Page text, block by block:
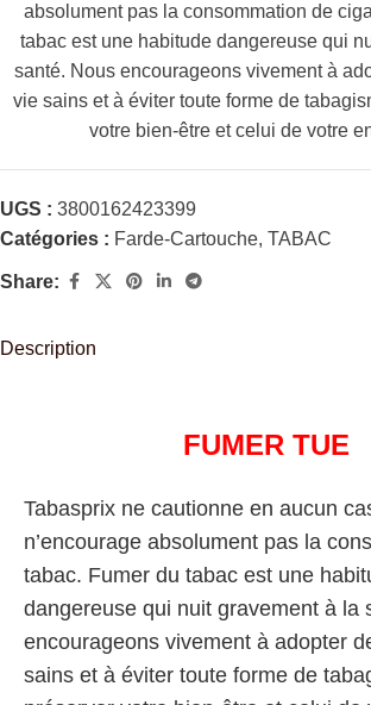
absolument pas la consommation de
tabac est une habitude dangereuse qui
santé. Nous encourageons vivement à
vie sains et à éviter toute forme de
votre bien-être et celui de votre
UGS : 3800162423399
Catégories : Farde-Cartouche, TABAC
Share:
Description
FUMER TUE
Tabasprix ne cautionne en aucun
n’encourage absolument pas la
tabac. Fumer du tabac est une
dangereuse qui nuit gravement à la
encourageons vivement à adopter
sains et à éviter toute forme de